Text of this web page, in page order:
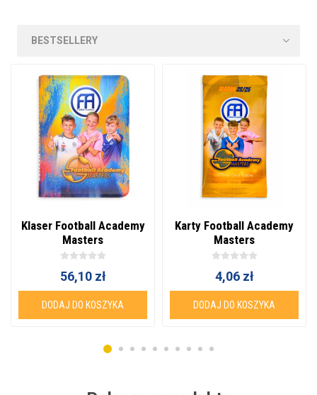
Klaser Football Academy
Masters
56,10 zł
DODAJ DO KOSZYKA
Karty Football Academy
Masters
4,06 zł
DODAJ DO KOSZYKA